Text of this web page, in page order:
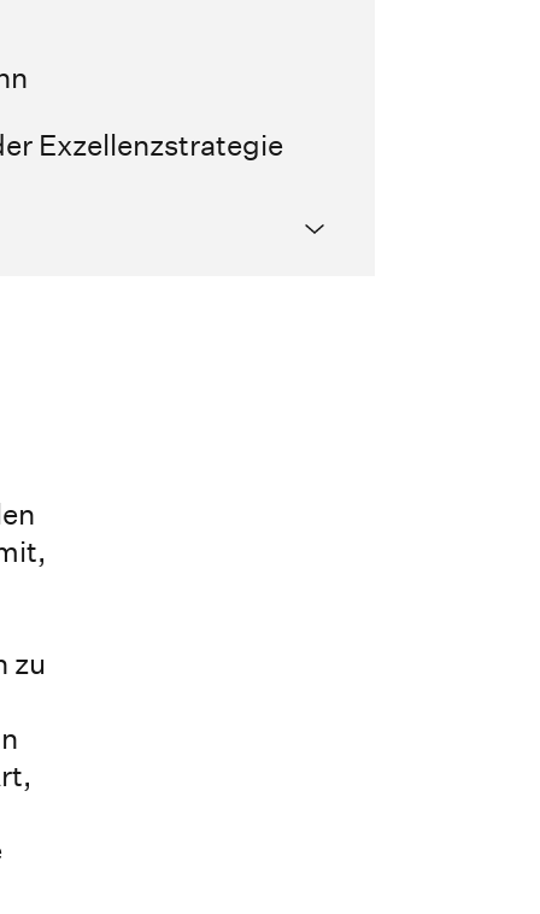
Exzellenzstrategie
zu